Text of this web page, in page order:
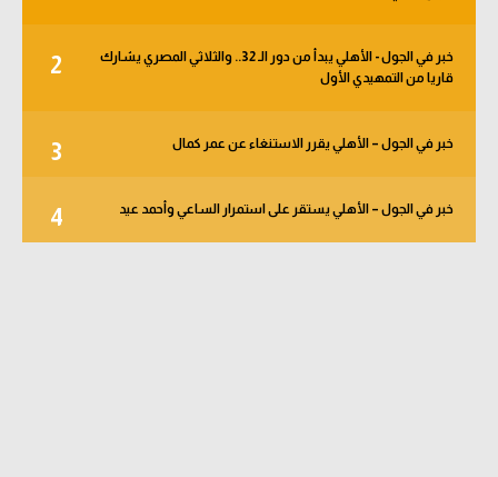
2
خبر في الجول - الأهلي يبدأ من دور الـ 32.. والثلاثي المصري يشارك
قاريا من التمهيدي الأول
3 خبر في الجول – الأهلي يقرر الاستنغاء عن عمر كمال
4 خبر في الجول – الأهلي يستقر على استمرار الساعي وأحمد عيد